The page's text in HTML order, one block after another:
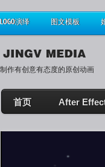
LOGO演绎 图文模板
制作有创意有态度的原创动画
首页 After